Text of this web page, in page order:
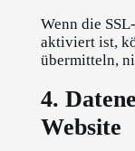
Wenn die
aktiviert ist,
übermitteln,
4.
Website